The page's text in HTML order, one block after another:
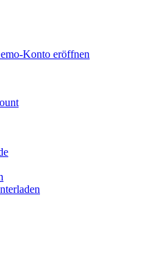
Konto eröffnen